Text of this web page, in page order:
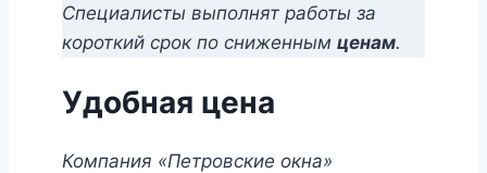
Специалисты выполнят работы за
короткий срок по сниженным ценам.
Удобная цена
Компания «Петровские окна»